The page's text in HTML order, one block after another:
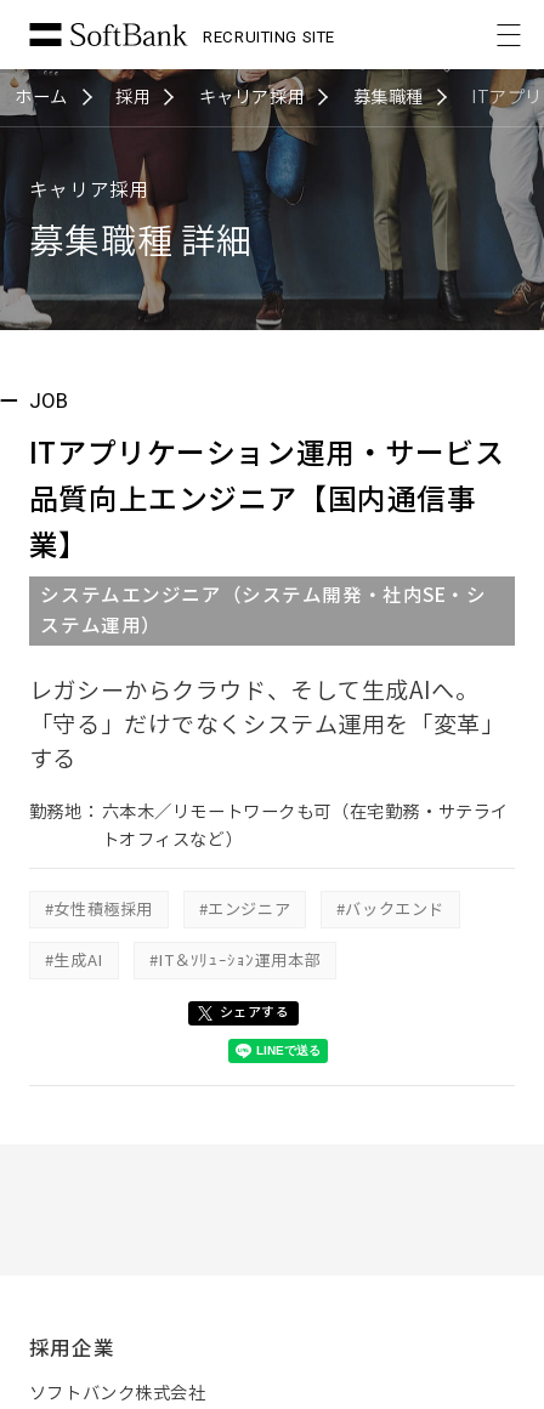
RECRUITING SITE
ホーム 採用 キャリア採用 募集職種 ITアプ
キャリア採用
募集職種 詳細
JOB
ITアプリケーション運用・サービス
品質向上エンジニア【国内通信事
業】
システムエンジニア（システム開発・社内SE・シ
ステム運用）
レガシーからクラウド、そして生成AIへ。
「守る」だけでなくシステム運用を「変革」
する
勤務地： 六本木／リモートワークも可（在宅勤務・サテライ
トオフィスなど）
#女性積極採用 #エンジニア #バックエンド
#生成AI #IT＆ｿﾘｭｰｼｮﾝ運用本部
シェアする
採用企業
ソフトバンク株式会社